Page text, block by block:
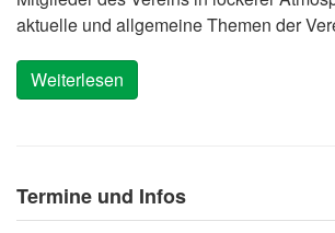
aktuelle und allgemeine Themen der
Weiterlesen
Termine und Infos